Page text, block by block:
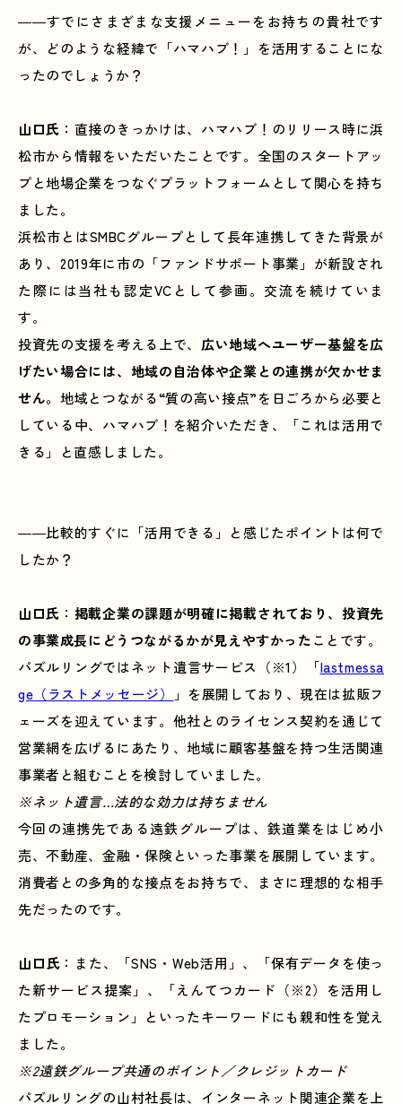
――すでにさまざまな支援メニューをお持ちの貴社です
が、どのような経緯で「ハマハブ！」を活用することにな
ったのでしょうか？
山口氏 ：直接のきっかけは、ハマハブ！のリリース時に浜
松市から情報をいただいたことです。全国のスタートアッ
プと地場企業をつなぐプラットフォームとして関心を持ち
ました。
浜松市とはSMBCグループとして長年連携してきた背景が
あり、2019年に市の「ファンドサポート事業」が新設され
た際には当社も認定VCとして参画。交流を続けていま
す。
投資先の支援を考える上で、 広い地域へユーザー基盤を広
げたい場合には、地域の自治体や企業との連携が欠かせま
せん。地域とつながる“質の高い接点”を日ごろから必要と
している中、ハマハブ！を紹介いただき、「これは活用で
きる」と直感しました。
――比較的すぐに「活用できる」と感じたポイントは何で
したか？
山口氏 ： 掲載企業の課題が明確に掲載されており、投資先
の事業成長にどうつながるかが見えやすかったことです。
パズルリングではネット遺言サービス（※1）「lastmessa
ge（ラストメッセージ）
」を展開しており、現在は拡販フ
ェーズを迎えています。他社とのライセンス契約を通じて
営業網を広げるにあたり、地域に顧客基盤を持つ生活関連
事業者と組むことを検討していました。
※ネット遺言…法的な効力は持ちません
今回の連携先である遠鉄グループは、鉄道業をはじめ小
売、不動産、金融・保険といった事業を展開しています。
消費者との多角的な接点をお持ちで、まさに理想的な相手
先だったのです。
山口氏 ：また、「SNS・Web活用」、「保有データを使っ
た新サービス提案」、「えんてつカード（※2）を活用し
たプロモーション」といったキーワードにも親和性を覚え
ました。
※2遠鉄グループ共通のポイント／クレジットカード
パズルリングの山村社長は、インターネット関連企業を上